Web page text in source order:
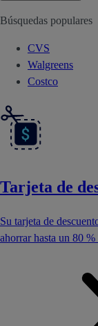
Búsquedas populares
CVS
Walgreens
Costco
Tarjeta de
Su tarjeta de
ahorrar hasta un 80